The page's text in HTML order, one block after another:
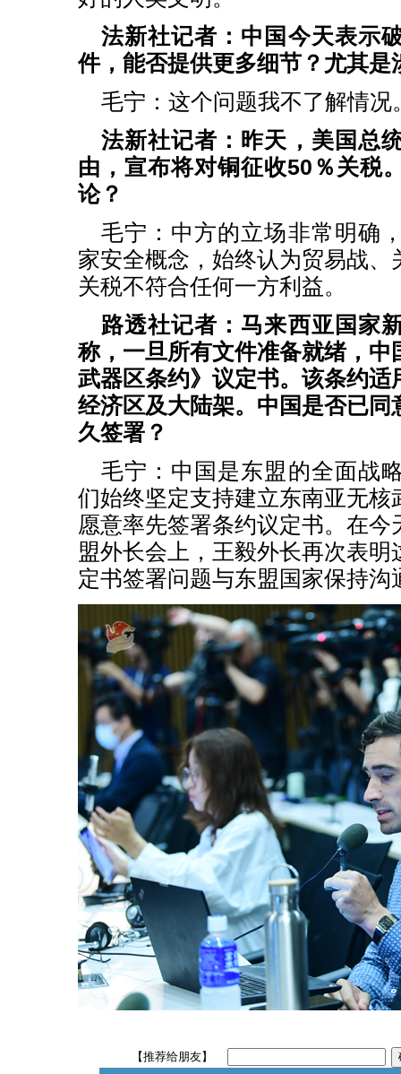
法新社记者：中国今天表示
件，能否提供更多细节？尤其是
毛宁：这个问题我不了解情况
法新社记者：昨天，美国总
由，宣布将对铜征收50％关税
论？
毛宁：中方的立场非常明确
家安全概念，始终认为贸易战、
关税不符合任何一方利益。
路透社记者：马来西亚国家
称，一旦所有文件准备就绪，中
武器区条约》议定书。该条约适
经济区及大陆架。中国是否已同
久签署？
毛宁：中国是东盟的全面战
们始终坚定支持建立东南亚无核
愿意率先签署条约议定书。在
盟外长会上，王毅外长再次表
定书签署问题与东盟国家保持沟
【推荐给朋友】